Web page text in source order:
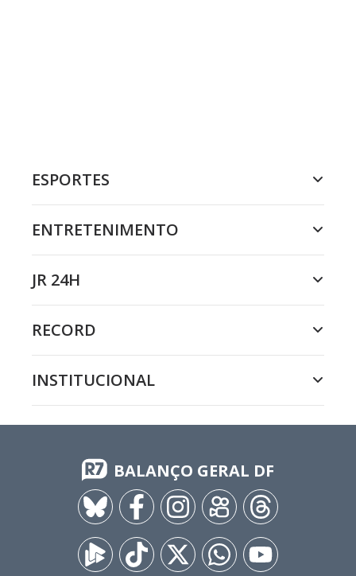
ESPORTES
ENTRETENIMENTO
JR 24H
RECORD
INSTITUCIONAL
BALANÇO GERAL DF